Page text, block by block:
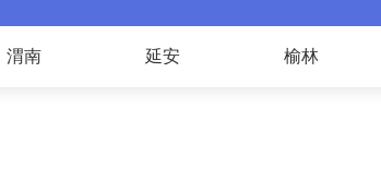
渭南 延安 榆林